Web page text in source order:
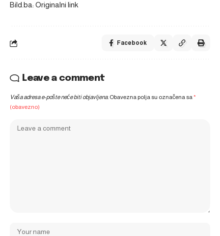
Bild.ba: Originalni link
Facebook
Leave a comment
Vaša adresa e-pošte neće biti objavljena. Obavezna polja su označena sa*
(obavezno)